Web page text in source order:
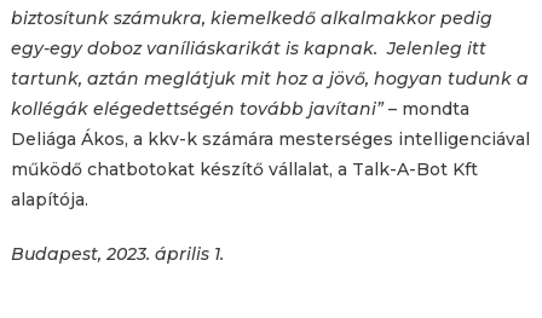
biztosítunk számukra, kiemelkedő alkalmakkor pedig
egy-egy doboz vaníliáskarikát is kapnak. Jelenleg itt
tartunk, aztán meglátjuk mit hoz a jövő, hogyan tudunk a
kollégák elégedettségén tovább javítani”– mondta
Deliága Ákos, a kkv-k számára mesterséges intelligenciával
működő chatbotokat készítő vállalat, a Talk-A-Bot Kft
alapítója.
Budapest, 2023. április 1.